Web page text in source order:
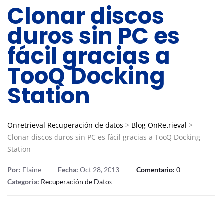
Clonar discos
duros sin PC es
fácil gracias a
TooQ Docking
Station
Onretrieval Recuperación de datos > Blog OnRetrieval >
Clonar discos duros sin PC es fácil gracias a TooQ Docking
Station
Por: Elaine Fecha: Oct 28, 2013 Comentario: 0
Categoria: Recuperación de Datos